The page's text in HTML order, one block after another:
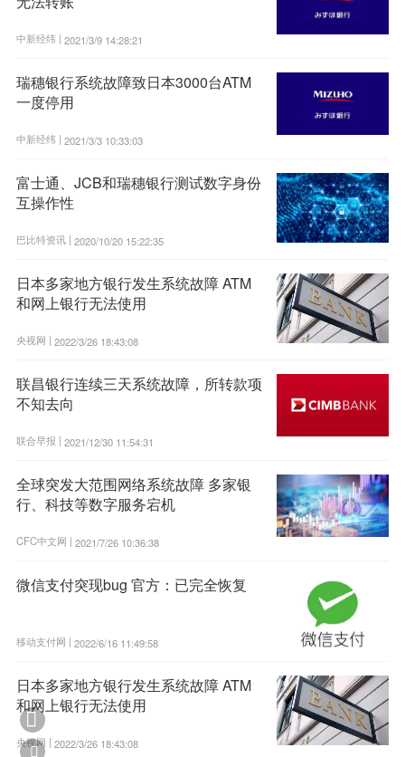
中新经纬 | 2021/3/9 14:28:21
瑞穗银行系统故障致日本3000台ATM
一度停用
中新经纬 | 2021/3/3 10:33:03
富士通、JCB和瑞穗银行测试数字身份
互操作性
巴比特资讯 | 2020/10/20 15:22:35
日本多家地方银行发生系统故障 ATM
和网上银行无法使用
央视网 | 2022/3/26 18:43:08
联昌银行连续三天系统故障，所转款项
不知去向
联合早报 | 2021/12/30 11:54:31
全球突发大范围网络系统故障 多家银
行、科技等数字服务宕机
CFC中文网 | 2021/7/26 10:36:38
微信支付突现bug 官方：已完全恢复
移动支付网 | 2022/6/16 11:49:58
日本多家地方银行发生系统故障 ATM
和网上银行无法使用
央视网 | 2022/3/26 18:43:08

